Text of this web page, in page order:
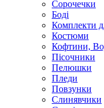
Cорочечки
Боді
Комплекти
Костюми
Кофтини,
Пісочники
Пелюшки
Пледи
Повзунки
Слинявчики